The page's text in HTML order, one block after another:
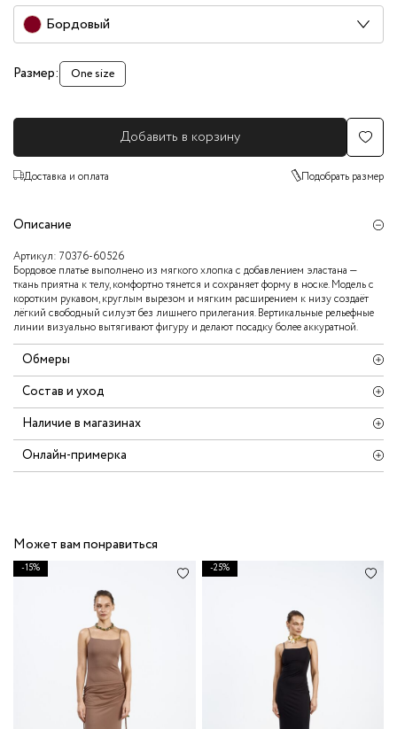
Бордовый
Размер: One size
Добавить в корзину
Доставка и оплата Подобрать размер
Описание
Артикул: 70376-60526
Бордовое платье выполнено из мягкого хлопка с добавлением эластана —
ткань приятна к телу, комфортно тянется и сохраняет форму в носке. Модель с
коротким рукавом, круглым вырезом и мягким расширением к низу создаёт
лёгкий свободный силуэт без лишнего прилегания. Вертикальные рельефные
линии визуально вытягивают фигуру и делают посадку более аккуратной.
Обмеры
Состав и уход
Наличие в магазинах
Онлайн-примерка
Может вам понравиться
-15% -25%